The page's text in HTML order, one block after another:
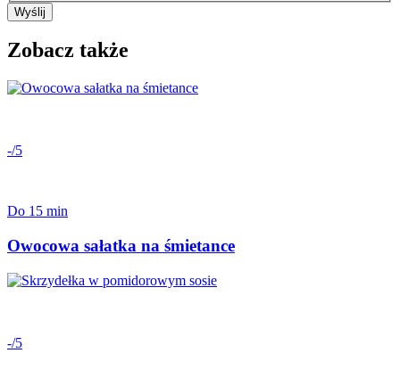
Wyślij
Zobacz także
-/5
Do 15 min
Owocowa sałatka na śmietance
-/5